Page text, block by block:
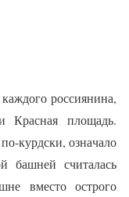
россиянина,
площадь.
курдски, озна­чало
башней счита­лась
вместо острого